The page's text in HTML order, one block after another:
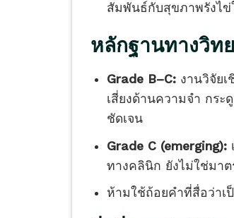
สัมพันธ์กับสุขภาพรังไข่
หลักฐานทางวิทย
Grade B–C: งานวิจัย
เสี่ยงด้านความจำ กร
ชัดเจน
Grade C (emerging):
ทางคลินิก ยังไม่ใช่มา
ห้ามใช้ถ้อยคำที่สื่อว่าเ